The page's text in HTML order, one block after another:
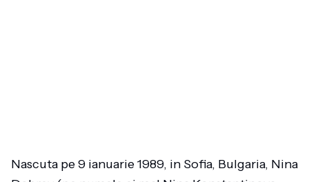
Nascuta pe 9 ianuarie 1989, in Sofia, Bulgaria, Nina